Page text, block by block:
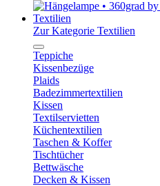
Textilien
Zur Kategorie Textilien
Teppiche
Kissenbezüge
Plaids
Badezimmertextilien
Kissen
Textilservietten
Küchentextilien
Taschen & Koffer
Tischtücher
Bettwäsche
Decken & Kissen